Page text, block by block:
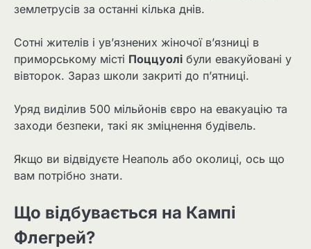
землетрусів за останні кілька днів.
Сотні жителів і ув’язнених жіночої в’язниці в
приморському місті Поццуолі були евакуйовані у
вівторок. Зараз школи закриті до п’ятниці.
Уряд виділив 500 мільйонів євро на евакуацію та
заходи безпеки, такі як зміцнення будівель.
Якщо ви відвідуєте Неаполь або околиці, ось що
вам потрібно знати.
Що відбувається на Кампі
Флегрей?